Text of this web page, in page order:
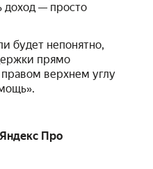
доход — просто
будет непонятно,
прямо
верхнем углу
Про